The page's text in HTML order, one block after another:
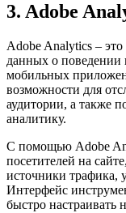
3. Adobe
Adobe Analytics –
данных о поведении
мобильных
возможности для
аудитории, а также
аналитику.
С помощью Adobe
посетителей на
источники трафика,
Интерфейс
быстро настраивать